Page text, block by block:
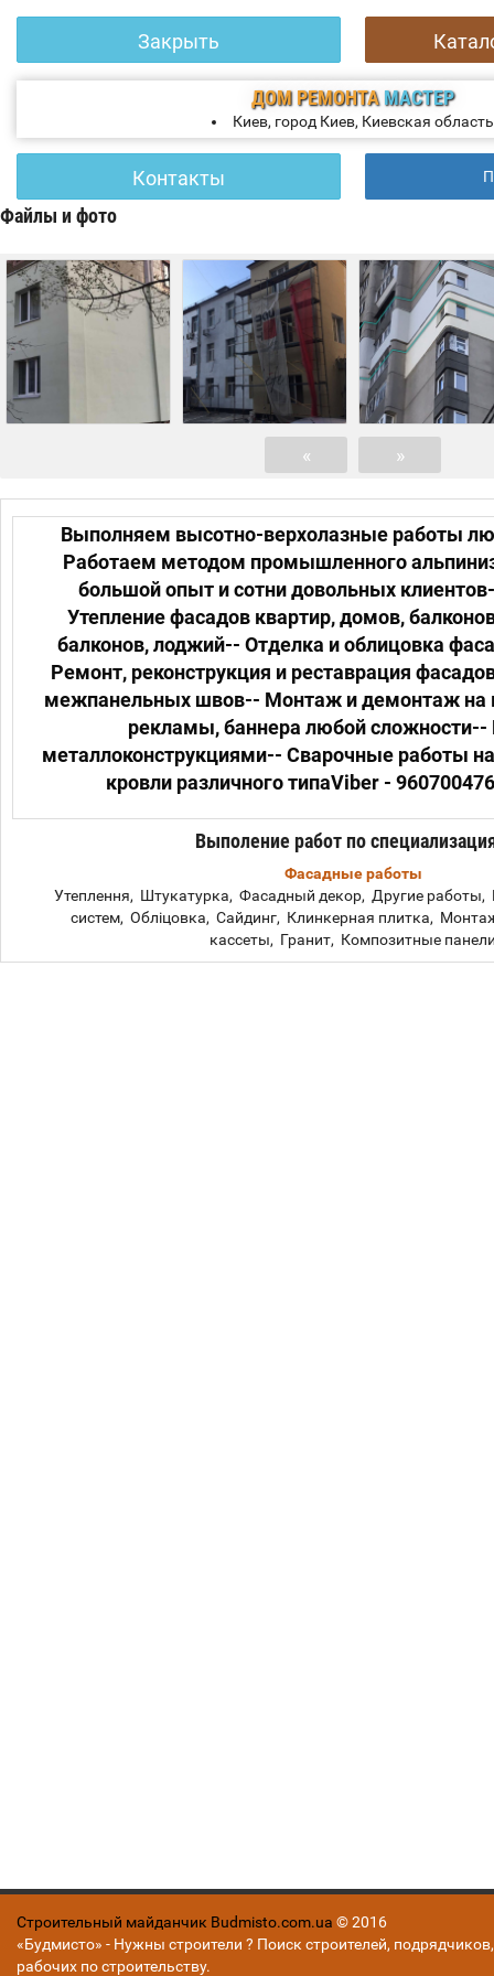
Закрыть
ДОМ РЕМОНТАМАСТЕР
Киев, город Киев, Киевская область
Контакты
Файлы и фото
« »
Выполняем высотно-верхолазные работы
Работаем методом промышленного
большой опыт и сотни довольных
Утепление фасадов квартир, домов,
балконов, лоджий-- Отделка и облицовка
Ремонт, реконструкция и реставрация
межпанельных швов-- Монтаж и демонтаж на
рекламы, баннера любой сложности--
металлоконструкциями-- Сварочные работы
кровли различного типаViber -
разрешительные документы в наличии-
коллективные или крупные
Выполение работ по
Фасадные работы
Утеплення, Штукатурка, Фасадный декор, Другие
систем, Обліцовка, Сайдинг, Клинкерная плитка,
кассеты, Гранит, Композитные
Строительный майданчик Budmisto.com.ua © 2016
«Будмисто» - Нужны строители ? Поиск строителей, подрядчиков,
рабочих по строительству.